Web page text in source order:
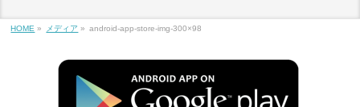
HOME » メディア » android-app-store-img-300×98